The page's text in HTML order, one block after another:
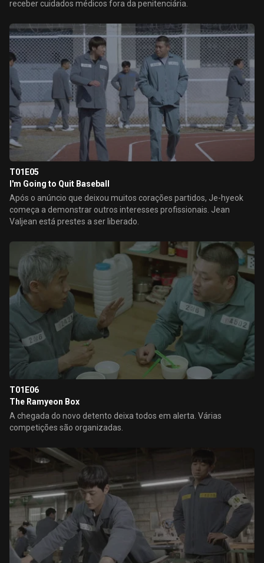
receber cuidados médicos fora da penitenciária.
T01E05
I'm Going to Quit Baseball
Após o anúncio que deixou muitos corações partidos, Je-hyeok
começa a demonstrar outros interesses profissionais. Jean
Valjean está prestes a ser liberado.
T01E06
The Ramyeon Box
A chegada do novo detento deixa todos em alerta. Várias
competições são organizadas.